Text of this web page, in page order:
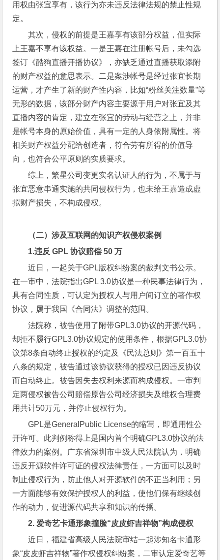
用权由张宜享有，该行为亦未违反法律法规的禁止性规
定。
其次，侵权的前提是王嘉享有该部分权益，但实际
上王嘉不享有该权益。一是王嘉在注册帐号后，未勾选
签订《酷狗直播开播协议》，亦缺乏通过直播获取添附
的财产权益的意思表示。二是案涉帐号是经过张宜长期
运营，才产生了新的财产性内容，比如“粉丝关注数量”等
无形的数据，该部分财产内容主要源于用户对张宜及其
直播内容的肯定，建立在张宜的劳动与经营之上，并非
是帐号本身的原始价值，具有一定的人身依附属性。将
相关财产权益分配给创造者，符合劳有所得的价值导
向，也符合公平原则的实质要求。
综上，繁星公司变更实名认证人的行为，不属于与
张宜恶意串通实施的共同侵权行为，也未给王嘉造成虚
拟财产损失，不构成侵权。
（二）涉及互联网的知识产权侵权案例
1.违反 GPL 协议赔偿 50 万
近日，一起关于GPL版权纠纷案的裁判文书公示。
在一审中，法院指出GPL 3.0协议是一种民事法律行为，
具有合同性质，可认定为授权人与用户间订立的著作权
协议，属于我国《合同法》调整的范围。
法院称，被告使用了附带GPL3.0协议的开源代码，
却拒不履行GPL3.0协议规定的使用条件，根据GPL3.0协
议第8条自动终止授权的约定及《民法总则》第一百五十
八条的规定，被告通过该协议获得的授权已因违反协议
而自动终止。被告因失去权利来源而构成侵权。一审判
定两侵权被告公司赔偿原告公司经济损失及维权合理费
用共计50万元，并停止侵权行为。
GPL是GeneralPublic License的缩写，即通用性公
开许可。此判例称得上是国内首个明确GPL3.0协议的法
律效力的案例。广东省深圳市中级人民法院认为，明确
违反开源软件许可证的侵权法律责任，一方面可以及时
制止侵权行为，防止他人对开源软件的不正当利用；另
一方面能够有效保护授权人的利益，使他们保有继续创
作的动力，促进源代码共享和知识的传播。
2. 爱奇艺卡通形象撞脸“皮皮虾吉祥物”构成侵权
近日，福建省高级人民法院审结一起涉知名卡通形
象“皮皮虾吉祥物”著作权侵权纠纷案，二审认定爱奇艺等